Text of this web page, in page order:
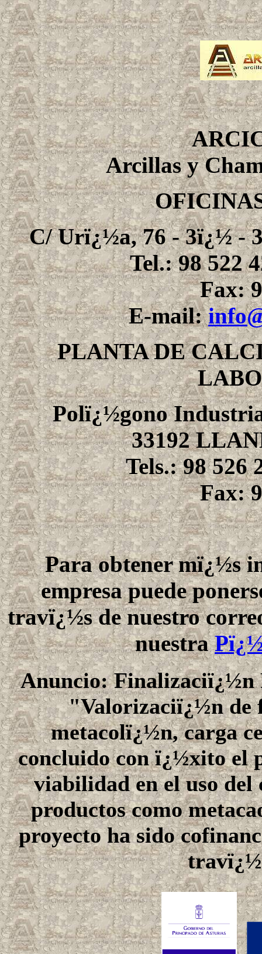
Arcillas y
C/ Urï¿½a, 76 - 3ï¿½ -
Tel.: 98 522
Fax:
E-mail:
PLANTA DE
Polï¿½gono
33192
Tels.: 98 526
Fax:
Para obtener mï¿½s
empresa puede
travï¿½s de nuestro
nuestra
Anuncio: Finalizaciï¿½n
"Valorizaciï¿½n de
metacolï¿½n, carga
concluido con ï¿½xito el
viabilidad en el uso
productos como
proyecto ha sido